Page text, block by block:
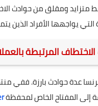
متزايد ومقلق من حوادث
التي يواجهها الأفراد
المرتبطة